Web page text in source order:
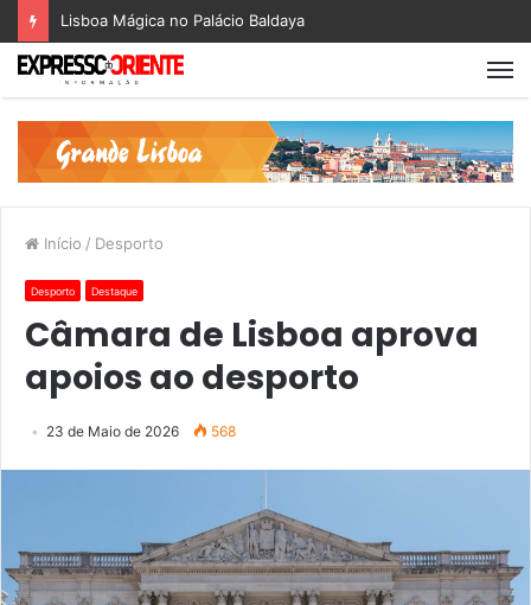
Lisboa Mágica no Palácio Baldaya
Início / Desporto
Desporto Destaque
Câmara de Lisboa aprova
apoios ao desporto
23 de Maio de 2026 568